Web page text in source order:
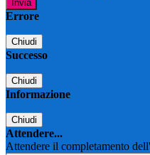
Errore
Chiudi
Successo
Chiudi
Informazione
Chiudi
Attendere...
Attendere il completamento